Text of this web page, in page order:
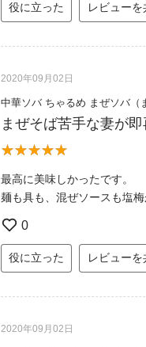
役に立った レビューを
2020年09月02日
中華ソバ ちゃるめ まぜソバ（
まぜそば苦手な妻が即
最高に美味しかったです。
麺も具も、混ぜソースも塩梅
0
役に立った レビューを
2020年09月02日